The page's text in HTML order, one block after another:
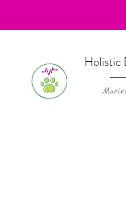
Holistic